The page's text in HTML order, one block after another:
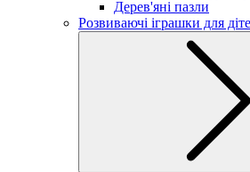
Дерев'яні пазли
Розвиваючі іграшки для